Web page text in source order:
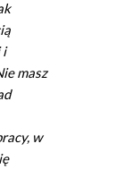
i
masz
w